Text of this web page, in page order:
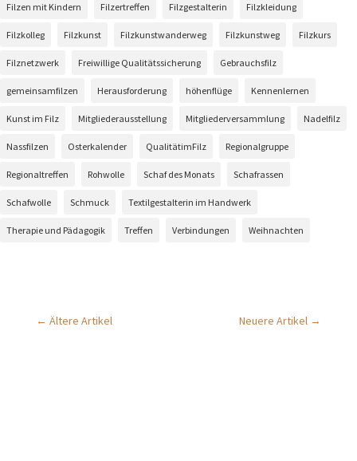
Filzen mit Kindern Filzertreffen Filzgestalterin Filzkleidung
Filzkolleg Filzkunst Filzkunstwanderweg Filzkunstweg Filzkurs
Filznetzwerk Freiwillige Qualitätssicherung Gebrauchsfilz
gemeinsamfilzen Herausforderung höhenflüge Kennenlernen
Kunst im Filz Mitgliederausstellung Mitgliederversammlung Nadelfilz
Nassfilzen Osterkalender QualitätimFilz Regionalgruppe
Regionaltreffen Rohwolle Schaf des Monats Schafrassen
Schafwolle Schmuck Textilgestalterin im Handwerk
Therapie und Pädagogik Treffen Verbindungen Weihnachten
← Ältere Artikel Neuere Artikel →